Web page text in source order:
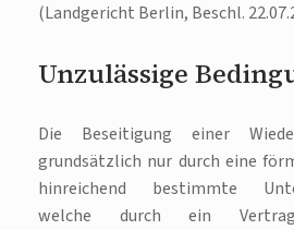
(Landgericht Berlin, Beschl.
Unzulässige
Die Beseitigung einer
grundsätzlich nur durch eine
hinreichend bestimmte
welche durch ein